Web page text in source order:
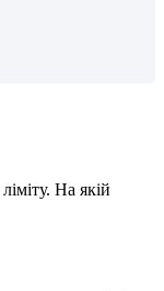
ліміту. На якій